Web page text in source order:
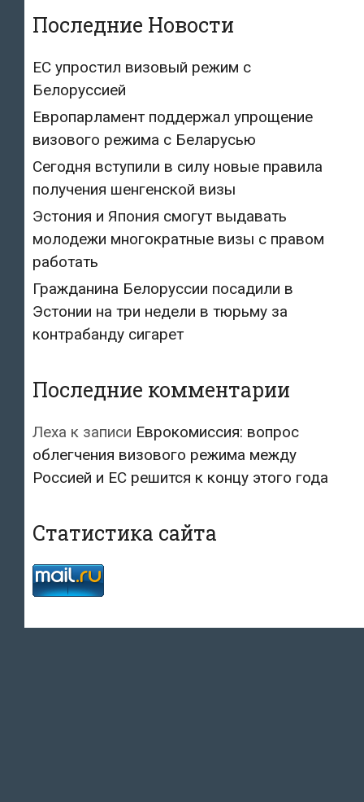
Последние Новости
ЕС упростил визовый режим с
Белоруссией
Европарламент поддержал упрощение
визового режима с Беларусью
Сегодня вступили в силу новые правила
получения шенгенской визы
Эстония и Япония смогут выдавать
молодежи многократные визы с правом
работать
Гражданина Белоруссии посадили в
Эстонии на три недели в тюрьму за
контрабанду сигарет
Последние комментарии
Леха к записи Еврокомиссия: вопрос
облегчения визового режима между
Россией и ЕС решится к концу этого года
Статистика сайта